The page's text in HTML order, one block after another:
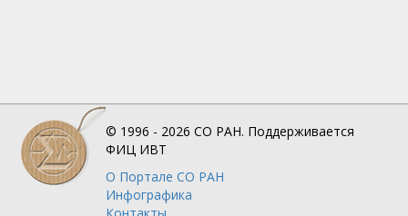
© 1996 - 2026 СО РАН. Поддерживается
ФИЦ ИВТ
О Портале СО РАН
Инфографика